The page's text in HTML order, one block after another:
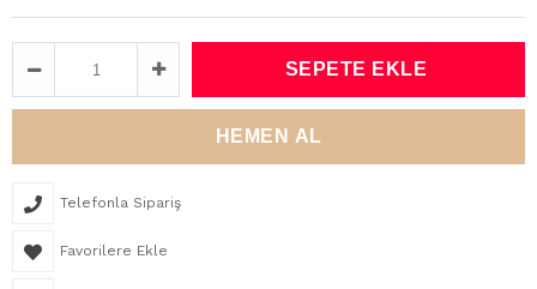
Telefonla Sipariş
Favorilere Ekle